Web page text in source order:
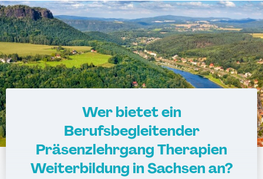
Wer bietet ein
Berufsbegleitender
Präsenzlehrgang Therapien
Weiterbildung in Sachsen an?